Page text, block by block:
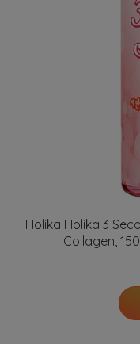
Holika Holika 3
Collagen,